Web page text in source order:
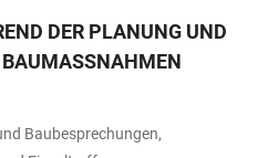
DER PLANUNG UND
Baubesprechungen,